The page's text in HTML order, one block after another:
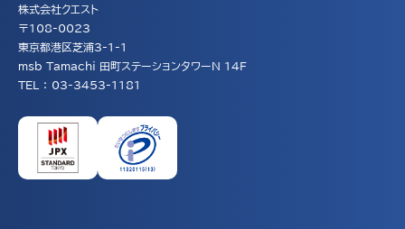
株式会社クエスト
〒108-0023
東京都港区芝浦3-1-1
msb Tamachi 田町ステーションタワーN 14F
TEL ： 03-3453-1181